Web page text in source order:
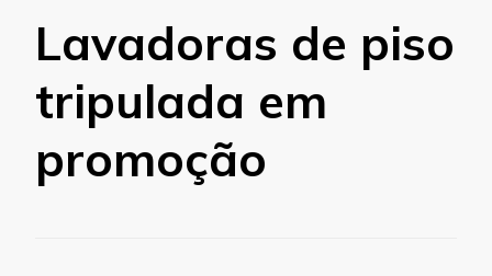
Lavadoras de piso
tripulada em
promoção